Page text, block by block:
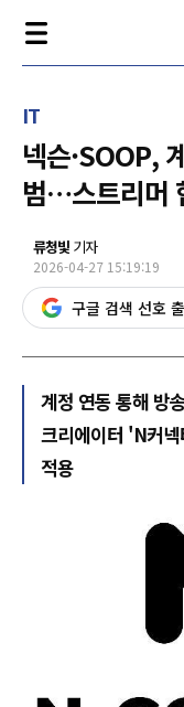
IT
넥슨·SOOP,
범…스트리머
류청빛 기자
2026-04-27 15:19:19
구글 검색 선호
계정 연동 통해 방
크리에이터 'N커
적용